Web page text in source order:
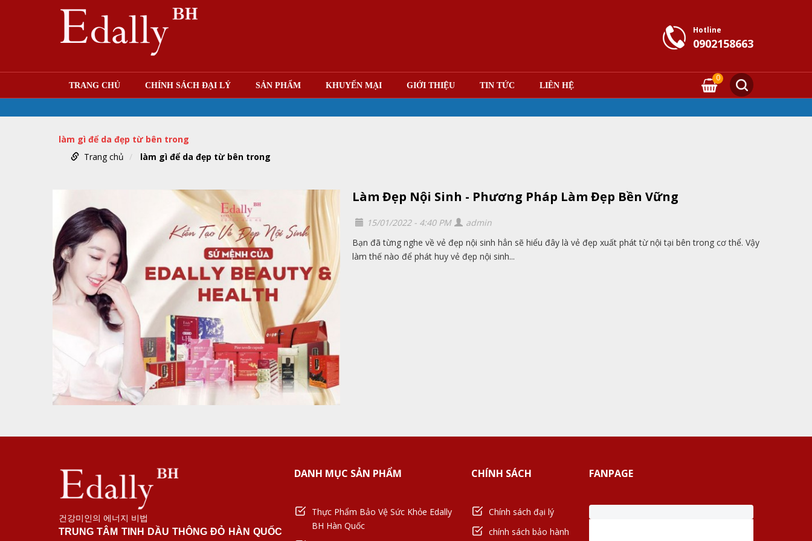
Hotline
0902158663
TRANG CHỦ CHÍNH SÁCH ĐẠI LÝ SẢN PHẨM KHUYẾN MẠI GIỚI THIỆU TIN TỨC LIÊN HỆ
0
làm gì để da đẹp từ bên trong
Trang chủ
làm gì để da đẹp từ bên trong
Làm Đẹp Nội Sinh - Phương Pháp Làm Đẹp Bền Vững
15/01/2022 - 4:40 PM
admin
Bạn đã từng nghe về vẻ đẹp nội sinh hẳn sẽ hiểu đây là vẻ đẹp xuất phát từ nội tại bên trong cơ thể. Vậy
làm thế nào để phát huy vẻ đẹp nội sinh...
건강미인의 에너지 비법
TRUNG TÂM TINH DẦU THÔNG ĐỎ HÀN QUỐC
DANH MỤC SẢN PHẨM
Thực Phẩm Bảo Vệ Sức Khỏe Edally
BH Hàn Quốc
CHÍNH SÁCH
Chính sách đại lý
chính sách bảo hành
FANPAGE